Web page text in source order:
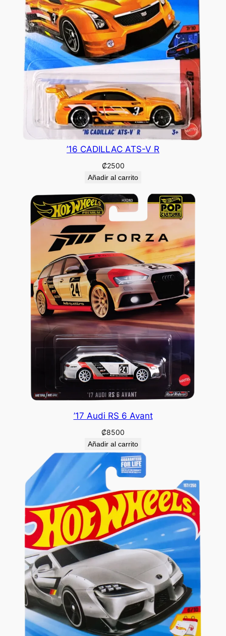
’16 CADILLAC ATS-V R
₡2500
Añadir al carrito
’17 Audi RS 6 Avant
₡8500
Añadir al carrito